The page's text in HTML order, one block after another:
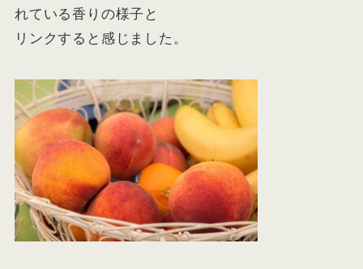
れている香りの様子と
リンクする と感じました。